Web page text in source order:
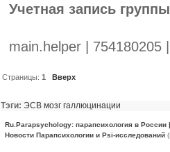
Учетная запись
main.helper |
Страницы:1 Вверх
Тэги: ЭСВ мозг галлюцинации
Ru.Parapsychology: парапсихология в
Новости Парапсихологии и Psi-исследований